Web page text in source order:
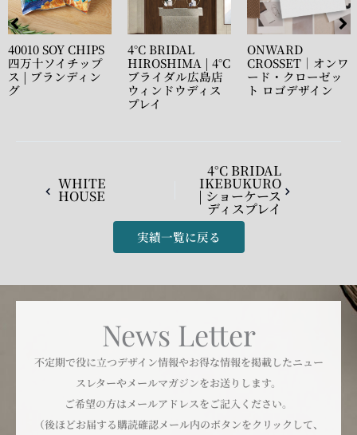
SOY CHIPS
万十ソイチップ
| ブランディン
4°C BRIDAL
HIROSHIMA | 4°C
ブライダル広島店
ウィンドウディス
プレイ
ONWARD
CROSSET｜オンワ
ード・クローゼッ
ト ロゴデザイン
WHITE
HOUSE
4°C BRIDAL
IKEBUKURO
| ショーケース
ディスプレイ
実績一覧に戻る
News Letter
不定期で役に立つデザイン情報やお得な情報を掲載したニュー
スレターやメールマガジンをお送りします。
ご希望の方はメールアドレスをご記入ください。
（後ほどお届する購読確認メール内のボタンをクリックして、